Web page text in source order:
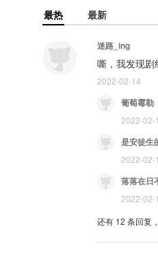
最热 最新
迷路_ing
嘶，我发现
2022-02-14
葡萄霉勒
2022-02-
是安徒生
2022-02-
落落在日
2022-02-
还有 12 条回复，